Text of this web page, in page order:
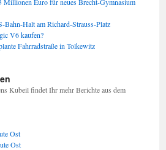
Bahn-Halt am Richard-Strauss-Platz
V6 kaufen?
Fahrradstraße in Tolkewitz
Kubeil findet Ihr mehr Berichte aus dem
Ost
Ost